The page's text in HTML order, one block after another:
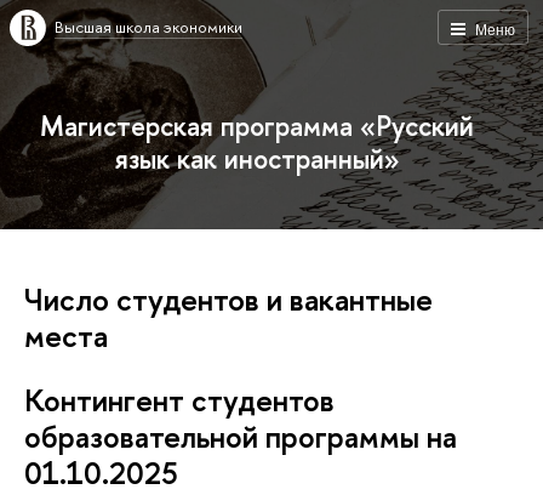
Меню
Высшая школа экономики
Магистерская программа «Русский
язык как иностранный»
Число студентов и вакантные
места
Контингент студентов
образовательной программы на
01.10.2025